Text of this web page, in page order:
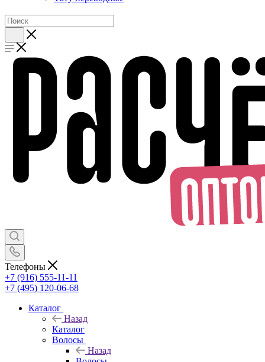
Телефоны
+7 (916) 555-11-11
+7 (495) 120-06-68
Каталог
Назад
Каталог
Волосы
Назад